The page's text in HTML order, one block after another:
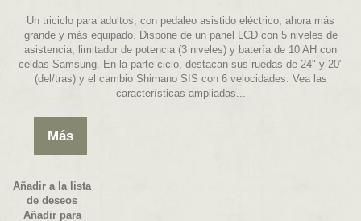
Un triciclo para adultos, con pedaleo asistido eléctrico, ahora más
grande y más equipado. Dispone de un panel LCD con 5 niveles de
asistencia, limitador de potencia (3 niveles) y batería de 10 AH con
celdas Samsung. En la parte ciclo, destacan sus ruedas de 24" y 20"
(del/tras) y el cambio Shimano SIS con 6 velocidades. Vea las
características ampliadas...
Más
Añadir a la lista
de deseos
Añadir para